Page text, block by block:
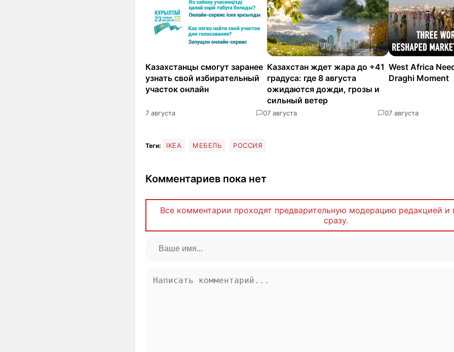
Казахстанцы смогут заранее
узнать свой избирательный
участок онлайн
7 августа 0
Казахстан ждет жара до +41
градуса: где 8 августа
ожидаются дожди, грозы и
сильный ветер
7 августа 0
West Africa
Draghi Moment
7 августа
Теги: IKEA МЕБЕЛЬ РОССИЯ
Комментариев пока нет
Все комментарии проходят предварительную модерацию редакцией и
сразу.